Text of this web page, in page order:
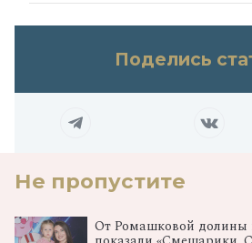
Поделись
Не пропустите
От Ромашковой долины